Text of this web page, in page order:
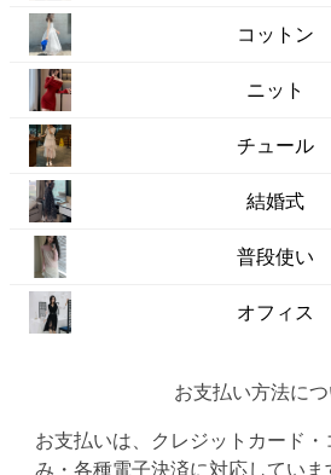
コットン
ニット
チュール
結婚式
普段使い
オフィス
お支払い方法につ
お支払いは、クレジットカード
み・各種電子決済に対応していま